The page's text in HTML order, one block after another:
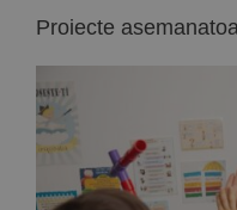
Proiecte
Deputata